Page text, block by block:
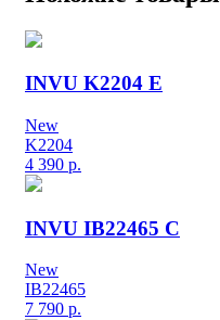
INVU K2204 E
New
K2204
4 390 р.
INVU IB22465 C
New
IB22465
7 790 р.